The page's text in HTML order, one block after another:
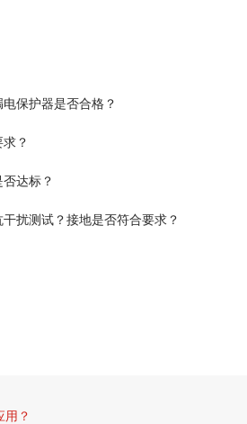
保护器是否合格？
？
达标？
扰测试？接地是否符合要求？
用？